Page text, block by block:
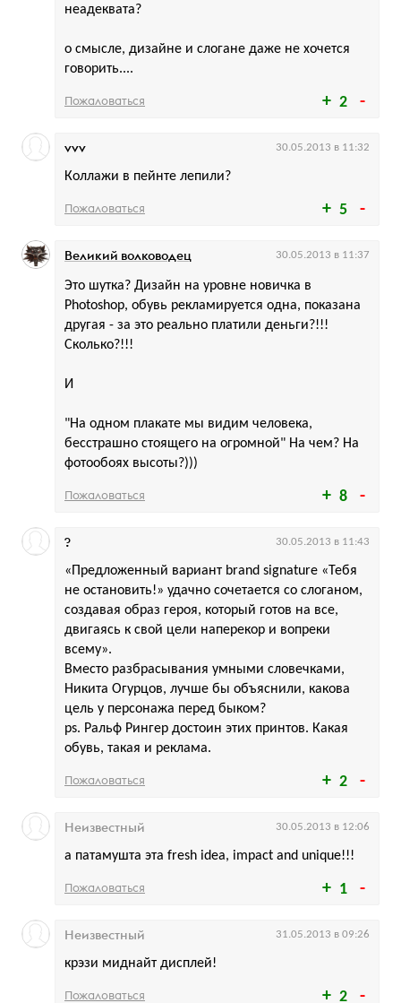
2
неадеквата?
о смысле, дизайне и слогане даже не хочется
говорить....
Пожаловаться
5
Коллажи в пейнте лепили?
vvv 30.05.2013 в 11:32
Пожаловаться
8
Это шутка? Дизайн на уровне новичка в
Photoshop, обувь рекламируется одна, показана
другая - за это реально платили деньги?!!!
Сколько?!!!
И
"На одном плакате мы видим человека,
бесстрашно стоящего на огромной" На чем? На
фотообоях высоты?)))
Великий волководец 30.05.2013 в 11:37
Пожаловаться
2
«Предложенный вариант brand signature «Тебя
не остановить!» удачно сочетается со слоганом,
создавая образ героя, который готов на все,
двигаясь к свой цели наперекор и вопреки
всему».
Вместо разбрасывания умными словечками,
Никита Огурцов, лучше бы объяснили, какова
цель у персонажа перед быком?
ps. Ральф Рингер достоин этих принтов. Какая
обувь, такая и реклама.
? 30.05.2013 в 11:43
Пожаловаться
1
а патамушта эта fresh idea, impact and unique!!!
Неизвестный 30.05.2013 в 12:06
Пожаловаться
2
крэзи миднайт дисплей!
Неизвестный 31.05.2013 в 09:26
Пожаловаться